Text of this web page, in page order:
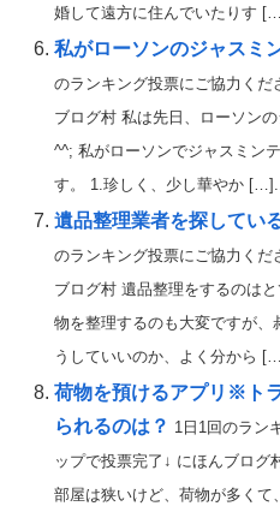
婚して遠方に住んでいたりす
私がローソンのジャスミ
のランキング投票にご協力く
ブログ村 私は先日、ローソン
^^; 私がローソンでジャスミン
す。 1.珍しく、少し華やか
遺品整理業者を探してい
のランキング投票にご協力く
ブログ村 遺品整理をするのは
物を整理するのも大変ですが
うしていいのか、よく分から
荷物を預けるアプリ※ト
られるのは？ 1日1回のラン
ップで投票完了↓ にほんブログ
部屋は狭いけど、荷物が多くて